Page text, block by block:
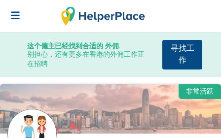
这个僱主已经找到合适的 外佣.
别担心，还有更多在香港的外佣工作正
在招聘
寻找工
作
非常活跃